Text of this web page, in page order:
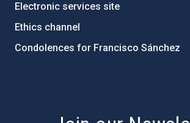
Electronic services site
Ethics channel
Condolences for Francisco Sánchez